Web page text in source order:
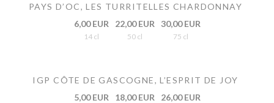
PAYS D’OC, LES TURRITELLES CHARDONNAY
6,00 EUR
14 cl
22,00 EUR
50 cl
30,00 EUR
75 cl
IGP CÔTE DE GASCOGNE, L’ESPRIT DE JOY
5,00 EUR
18,00 EUR 26,00 EUR